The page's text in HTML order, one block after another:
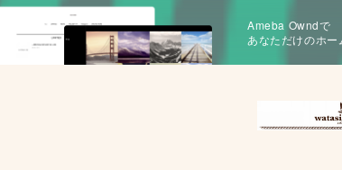
Ameba Owndで
あなただけのホー